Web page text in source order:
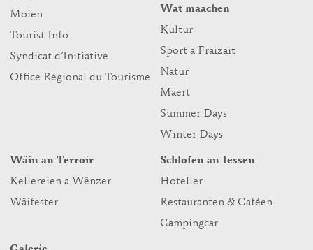
Moien
Tourist Info
Syndicat d’Initiative
Office Régional du Tourisme
Wat maachen
Kultur
Sport a Fräizäit
Natur
Mäert
Summer Days
Winter Days
Wäin an Terroir
Kellereien a Wënzer
Wäifester
Schlofen an Iessen
Hoteller
Restauranten & Caféen
Campingcar